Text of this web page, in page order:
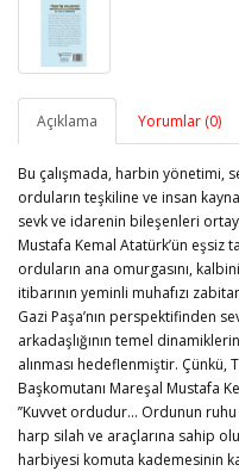
Açıklama Yorumlar (0)
Bu çalışmada, harbin yönetimi,
orduların teşkiline ve insan
sevk ve idarenin bileşenleri
Mustafa Kemal Atatürk’ün eşsiz
orduların ana omurgasını,
itibarının yeminli muhafızı
Gazi Paşa’nın perspektifinden
arkadaşlığının temel
alınması hedeflenmiştir. Çünkü,
Başkomutanı Mareşal Mustafa
’’Kuvvet ordudur... Ordunun
harp silah ve araçlarına sahip
harbiyesi komuta kademesinin